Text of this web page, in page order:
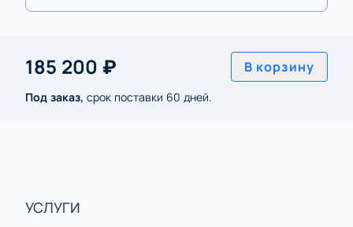
185 200 ₽ В корзину
Под заказ, срок поставки 60 дней.
УСЛУГИ